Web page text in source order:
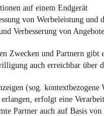
auf einem Endgerät
von Werbeleistung und
Verbesserung von
Zwecken und Partnern gibt
auch erreichbar über
(sog.
erfolgt eine
Partner auch auf Basis